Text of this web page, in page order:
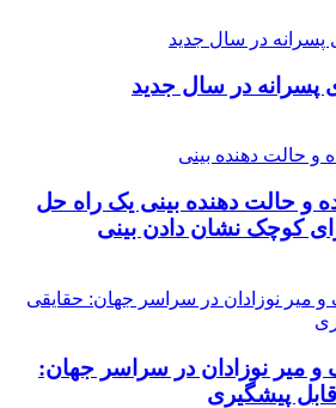
پسرانه در سال جدید
و حالت دهنده بینی یک راه حل
کوچک نشان دادن بینی
میر نوزادان در سراسر جهان:
پیشگیری